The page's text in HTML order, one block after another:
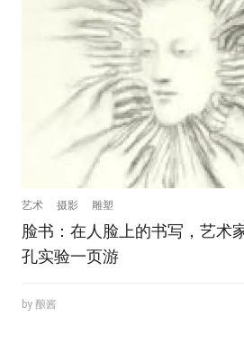
艺术 摄影 雕塑
脸书：在人脸上的书写，艺术
孔实验一页游
by 酿酱